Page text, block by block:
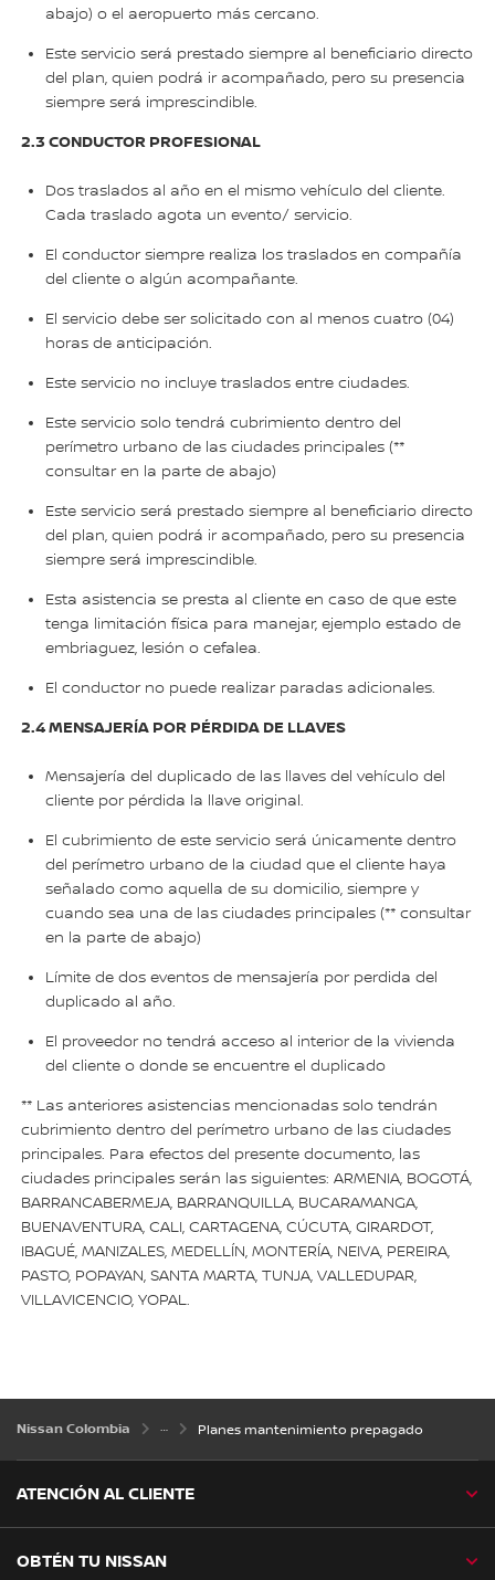
abajo) o el aeropuerto más cercano.
Este servicio será prestado siempre al beneficiario directo
del plan, quien podrá ir acompañado, pero su presencia
siempre será imprescindible.
2.3 CONDUCTOR PROFESIONAL
Dos traslados al año en el mismo vehículo del cliente.
Cada traslado agota un evento/ servicio.
El conductor siempre realiza los traslados en compañía
del cliente o algún acompañante.
El servicio debe ser solicitado con al menos cuatro (04)
horas de anticipación.
Este servicio no incluye traslados entre ciudades.
Este servicio solo tendrá cubrimiento dentro del
perímetro urbano de las ciudades principales (**
consultar en la parte de abajo)
Este servicio será prestado siempre al beneficiario directo
del plan, quien podrá ir acompañado, pero su presencia
siempre será imprescindible.
Esta asistencia se presta al cliente en caso de que este
tenga limitación física para manejar, ejemplo estado de
embriaguez, lesión o cefalea.
El conductor no puede realizar paradas adicionales.
2.4 MENSAJERÍA POR PÉRDIDA DE LLAVES
Mensajería del duplicado de las llaves del vehículo del
cliente por pérdida la llave original.
El cubrimiento de este servicio será únicamente dentro
del perímetro urbano de la ciudad que el cliente haya
señalado como aquella de su domicilio, siempre y
cuando sea una de las ciudades principales (** consultar
en la parte de abajo)
Límite de dos eventos de mensajería por perdida del
duplicado al año.
El proveedor no tendrá acceso al interior de la vivienda
del cliente o donde se encuentre el duplicado
** Las anteriores asistencias mencionadas solo tendrán
cubrimiento dentro del perímetro urbano de las ciudades
principales. Para efectos del presente documento, las
ciudades principales serán las siguientes: ARMENIA, BOGOTÁ,
BARRANCABERMEJA, BARRANQUILLA, BUCARAMANGA,
BUENAVENTURA, CALI, CARTAGENA, CÚCUTA, GIRARDOT,
IBAGUÉ, MANIZALES, MEDELLÍN, MONTERÍA, NEIVA, PEREIRA,
PASTO, POPAYAN, SANTA MARTA, TUNJA, VALLEDUPAR,
VILLAVICENCIO, YOPAL.
Nissan Colombia Planes mantenimiento prepagado
ATENCIÓN AL CLIENTE
OBTÉN TU NISSAN